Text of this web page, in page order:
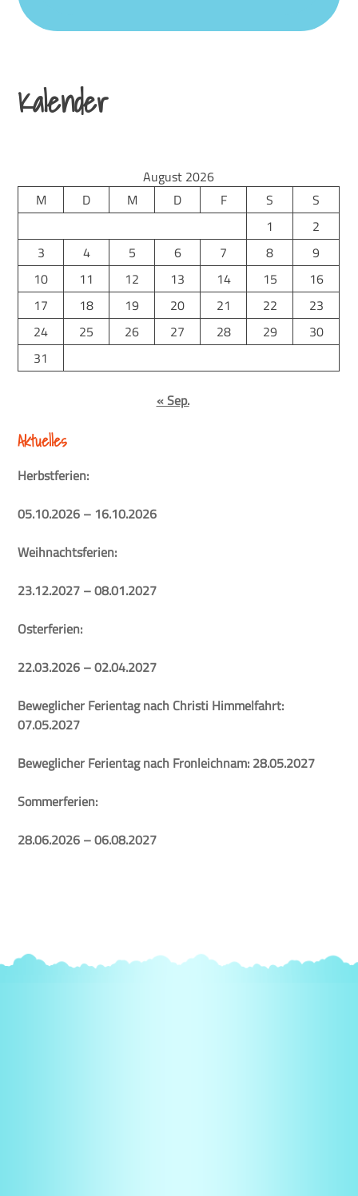
Kalender
August 2026
M
D M D F S
S
1
2
3
4 5 6 7 8
9
10
11 12 13 14 15
16
17
18 19 20 21 22
23
24
25 26 27 28 29
30
31
« Sep.
Aktuelles
Herbstferien:
05.10.2026 – 16.10.2026
Weihnachtsferien:
23.12.2027 – 08.01.2027
Osterferien:
22.03.2026 – 02.04.2027
Beweglicher Ferientag nach Christi Himmelfahrt:
07.05.2027
Beweglicher Ferientag nach Fronleichnam: 28.05.2027
Sommerferien:
28.06.2026 – 06.08.2027